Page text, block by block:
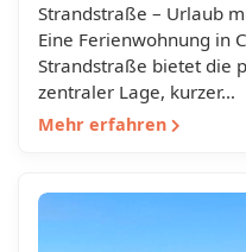
Strandstraße – Urlaub
Eine Ferienwohnung in
Strandstraße bietet die
zentraler Lage, kurzer…
Mehr erfahren